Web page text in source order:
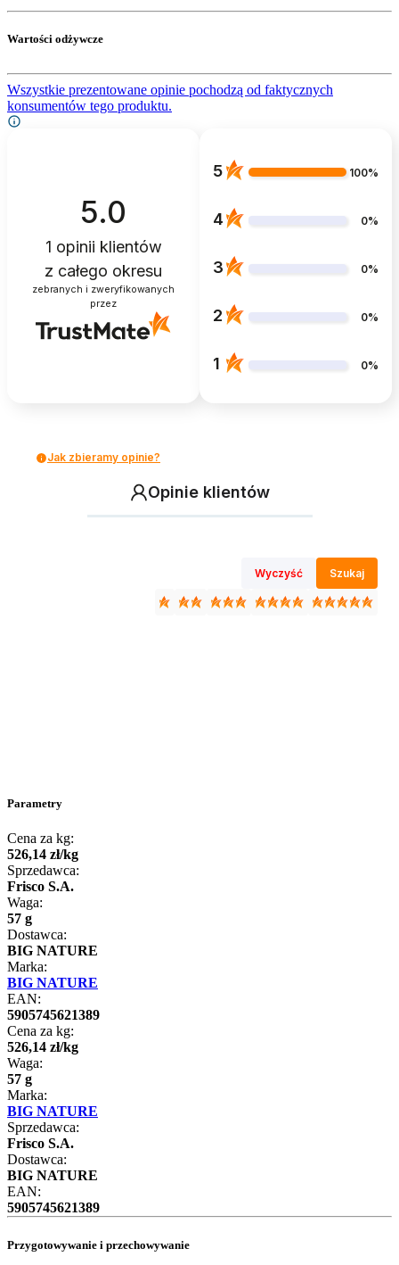
Wartości odżywcze
Wszystkie prezentowane opinie pochodzą od faktycznych
konsumentów tego produktu.
5.0
1 opinii klientów
z całego okresu
zebranych i zweryfikowanych
przez
5 100%
4 0%
3 0%
2 0%
1 0%
Jak zbieramy opinie?
Opinie klientów
Wyczyść Szukaj
Parametry
Cena za kg:
526,14 zł/kg
Sprzedawca:
Frisco S.A.
Waga:
57 g
Dostawca:
BIG NATURE
Marka:
BIG NATURE
EAN:
5905745621389
Cena za kg:
526,14 zł/kg
Waga:
57 g
Marka:
BIG NATURE
Sprzedawca:
Frisco S.A.
Dostawca:
BIG NATURE
EAN:
5905745621389
Przygotowywanie i przechowywanie